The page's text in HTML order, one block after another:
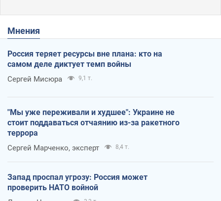
Мнения
Россия теряет ресурсы вне плана: кто на
самом деле диктует темп войны
Сергей Мисюра 9,1 т.
"Мы уже переживали и худшее": Украине не
стоит поддаваться отчаянию из-за ракетного
террора
Сергей Марченко, эксперт 8,4 т.
Запад проспал угрозу: Россия может
проверить НАТО войной